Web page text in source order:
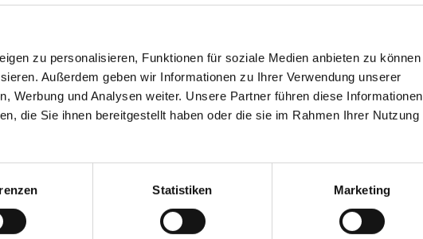
zu personalisieren, Funktionen für soziale Medien anbieten zu können
Außerdem geben wir Informationen zu Ihrer Verwendung unserer
Werbung und Analysen weiter. Unsere Partner führen diese Informationen
die Sie ihnen bereitgestellt haben oder die sie im Rahmen Ihrer Nutzung
Statistiken Marketing
Demokratischen Fortschrittspartei: Seine Wahl im Mai 2024 war ein klares
© An Rong Xu